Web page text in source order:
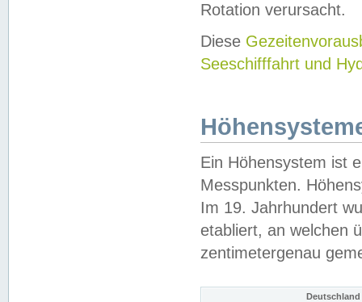
Rotation verursacht.
Diese
Seeschifffahrt und
Ein Höhensystem ist
Messpunkten.
Im 19. Jahrhundert
etabliert, an welchen
zentimetergenau